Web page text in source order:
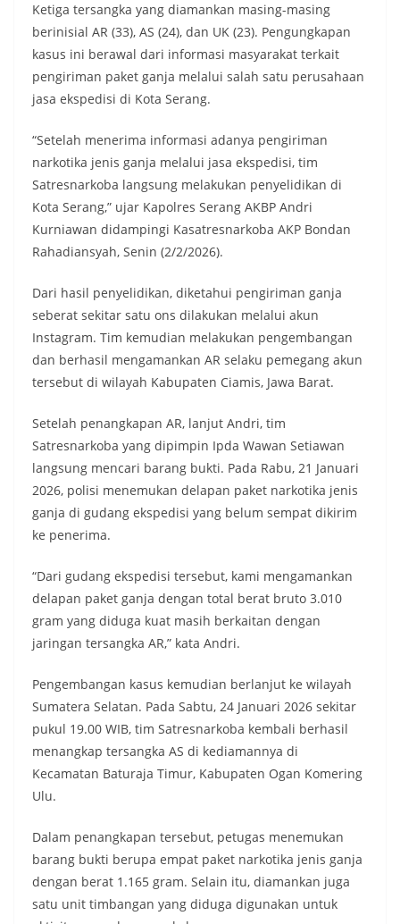
Ketiga tersangka yang diamankan masing-masing
berinisial AR (33), AS (24), dan UK (23). Pengungkapan
kasus ini berawal dari informasi masyarakat terkait
pengiriman paket ganja melalui salah satu perusahaan
jasa ekspedisi di Kota Serang.
“Setelah menerima informasi adanya pengiriman
narkotika jenis ganja melalui jasa ekspedisi, tim
Satresnarkoba langsung melakukan penyelidikan di
Kota Serang,” ujar Kapolres Serang AKBP Andri
Kurniawan didampingi Kasatresnarkoba AKP Bondan
Rahadiansyah, Senin (2/2/2026).
Dari hasil penyelidikan, diketahui pengiriman ganja
seberat sekitar satu ons dilakukan melalui akun
Instagram. Tim kemudian melakukan pengembangan
dan berhasil mengamankan AR selaku pemegang akun
tersebut di wilayah Kabupaten Ciamis, Jawa Barat.
Setelah penangkapan AR, lanjut Andri, tim
Satresnarkoba yang dipimpin Ipda Wawan Setiawan
langsung mencari barang bukti. Pada Rabu, 21 Januari
2026, polisi menemukan delapan paket narkotika jenis
ganja di gudang ekspedisi yang belum sempat dikirim
ke penerima.
“Dari gudang ekspedisi tersebut, kami mengamankan
delapan paket ganja dengan total berat bruto 3.010
gram yang diduga kuat masih berkaitan dengan
jaringan tersangka AR,” kata Andri.
Pengembangan kasus kemudian berlanjut ke wilayah
Sumatera Selatan. Pada Sabtu, 24 Januari 2026 sekitar
pukul 19.00 WIB, tim Satresnarkoba kembali berhasil
menangkap tersangka AS di kediamannya di
Kecamatan Baturaja Timur, Kabupaten Ogan Komering
Ulu.
Dalam penangkapan tersebut, petugas menemukan
barang bukti berupa empat paket narkotika jenis ganja
dengan berat 1.165 gram. Selain itu, diamankan juga
satu unit timbangan yang diduga digunakan untuk